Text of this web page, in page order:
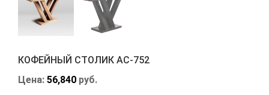
КОФЕЙНЫЙ СТОЛИК АС-752
Цена: 56,840 руб.